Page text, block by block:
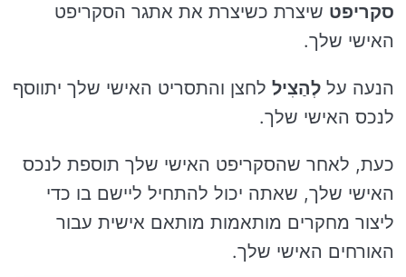
סקריפט שיצרת כשיצרת את אתגר הסקריפט
האישי שלך.
הנעה על לְהַצִיל לחצן והתסריט האישי שלך יתווסף
לנכס האישי שלך.
כעת, לאחר שהסקריפט האישי שלך תוספת לנכס
האישי שלך, שאתה יכול להתחיל ליישם בו כדי
ליצור מחקרים מותאמות מותאם אישית עבור
האורחים האישי שלך.